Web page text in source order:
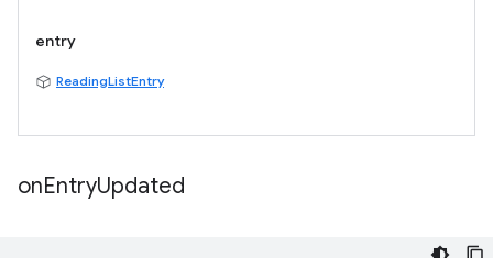
entry
ReadingListEntry
onEntryUpdated